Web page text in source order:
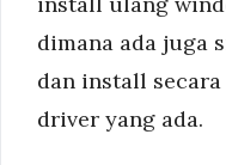
dimana ada juga
dan install
driver yang ada.